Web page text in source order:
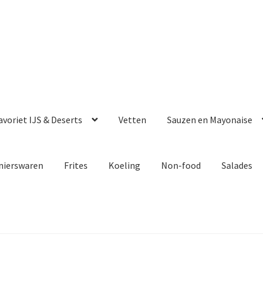
IJS & Deserts Vetten Sauzen en Mayonaise
Frites Koeling Non-food Salades